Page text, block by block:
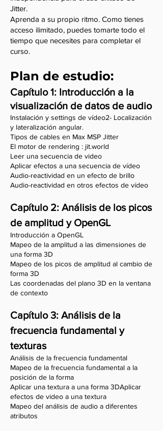
Jitter.
Aprenda a su propio ritmo. Como tienes
acceso ilimitado, puedes tomarte todo el
tiempo que necesites para completar el
curso.
Plan de estudio:
Capítulo 1: Introducción a la
visualización de datos de audio
Instalación y settings de vídeo2- Localización
y lateralización angular.
Tipos de cables en Max MSP Jitter
El motor de rendering : jit.world
Leer una secuencia de video
Aplicar efectos a una secuencia de vídeo
Audio-reactividad en un efecto de brillo
Audio-reactividad en otros efectos de vídeo
Capítulo 2: Análisis de los picos
de amplitud y OpenGL
Introducción a OpenGL
Mapeo de la amplitud a las dimensiones de
una forma 3D
Mapeo de los picos de amplitud al cambio de
forma 3D
Las coordenadas del plano 3D en la ventana
de contexto
Capítulo 3: Análisis de la
frecuencia fundamental y
texturas
Análisis de la frecuencia fundamental
Mapeo de la frecuencia fundamental a la
posición de la forma
Aplicar una textura a una forma 3DAplicar
efectos de video a una textura
Mapeo del análisis de audio a diferentes
atributos